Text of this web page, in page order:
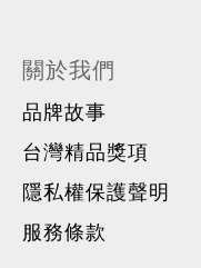
關於我們
品牌故事
台灣精品獎項
隱私權保護聲明
服務條款